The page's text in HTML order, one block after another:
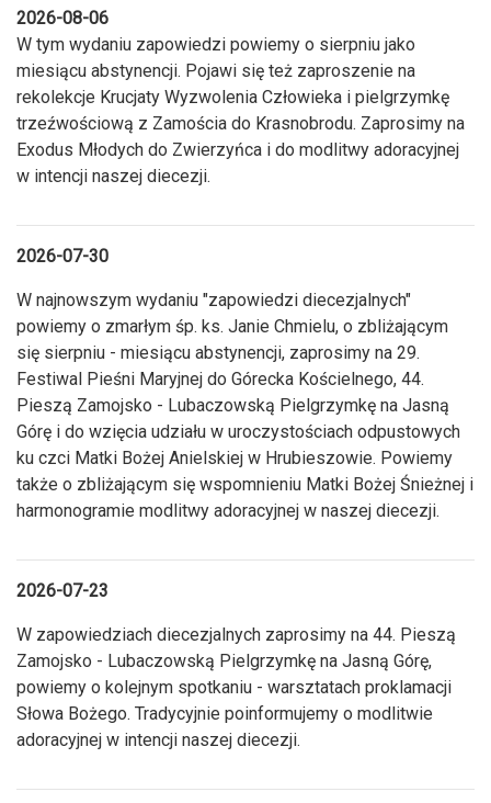
2026-08-06
W tym wydaniu zapowiedzi powiemy o sierpniu jako
miesiącu abstynencji. Pojawi się też zaproszenie na
rekolekcje Krucjaty Wyzwolenia Człowieka i pielgrzymkę
trzeźwościową z Zamościa do Krasnobrodu. Zaprosimy na
Exodus Młodych do Zwierzyńca i do modlitwy adoracyjnej
w intencji naszej diecezji.
2026-07-30
W najnowszym wydaniu "zapowiedzi diecezjalnych"
powiemy o zmarłym śp. ks. Janie Chmielu, o zbliżającym
się sierpniu - miesiącu abstynencji, zaprosimy na 29.
Festiwal Pieśni Maryjnej do Górecka Kościelnego, 44.
Pieszą Zamojsko - Lubaczowską Pielgrzymkę na Jasną
Górę i do wzięcia udziału w uroczystościach odpustowych
ku czci Matki Bożej Anielskiej w Hrubieszowie. Powiemy
także o zbliżającym się wspomnieniu Matki Bożej Śnieżnej i
harmonogramie modlitwy adoracyjnej w naszej diecezji.
2026-07-23
W zapowiedziach diecezjalnych zaprosimy na 44. Pieszą
Zamojsko - Lubaczowską Pielgrzymkę na Jasną Górę,
powiemy o kolejnym spotkaniu - warsztatach proklamacji
Słowa Bożego. Tradycyjnie poinformujemy o modlitwie
adoracyjnej w intencji naszej diecezji.